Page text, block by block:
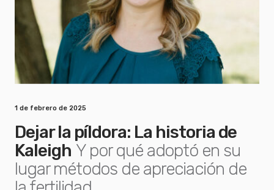
1 de febrero de 2025
Dejar la píldora: La historia de
Kaleigh Y por qué adoptó en su
lugar métodos de apreciación de